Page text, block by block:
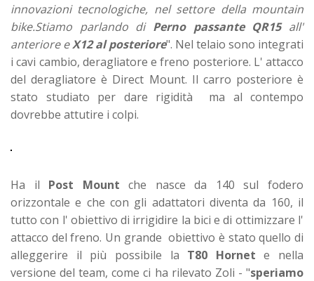
innovazioni tecnologiche, nel settore della mountain
bike.Stiamo parlando di Perno passante QR15 all'
anteriore eX12 al posteriore". Nel telaio sono integrati
i cavi cambio, deragliatore e freno posteriore. L' attacco
del deragliatore è Direct Mount. Il carro posteriore è
stato studiato per dare rigidità ma al contempo
dovrebbe attutire i colpi.
Ha il Post Mount che nasce da 140 sul fodero
orizzontale e che con gli adattatori diventa da 160, il
tutto con l' obiettivo di irrigidire la bici e di ottimizzare l'
attacco del freno. Un grande obiettivo è stato quello di
alleggerire il più possibile la T80 Hornet e nella
versione del team, come ci ha rilevato Zoli - "speriamo